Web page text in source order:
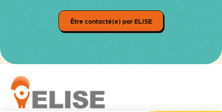
Être contacté(e) par ELISE